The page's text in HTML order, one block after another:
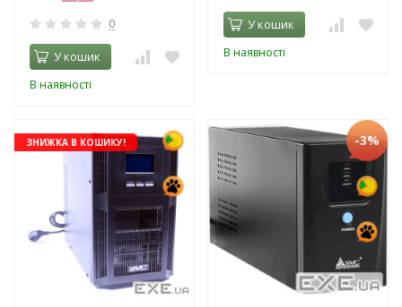
0
У кошик
В наявності
У кошик
В наявності
ЗНИЖКА В КОШИКУ! -3%